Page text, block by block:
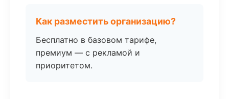
Как разместить организацию?
Бесплатно в базовом тарифе,
премиум — с рекламой и
приоритетом.